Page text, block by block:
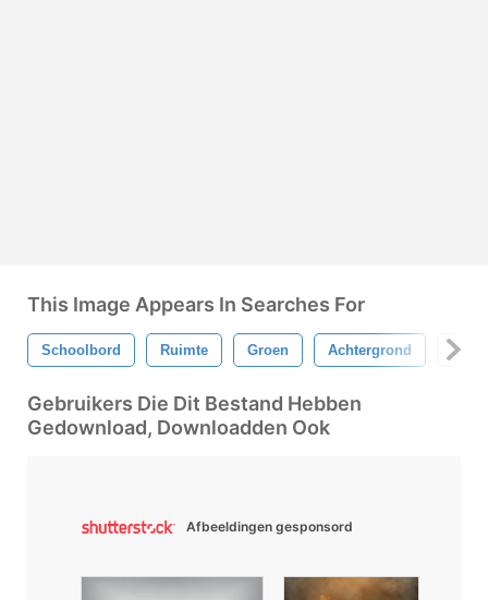
This Image Appears In Searches For
Schoolbord Ruimte Groen Achtergrond
Gebruikers Die Dit Bestand Hebben
Gedownload, Downloadden Ook
Afbeeldingen gesponsord